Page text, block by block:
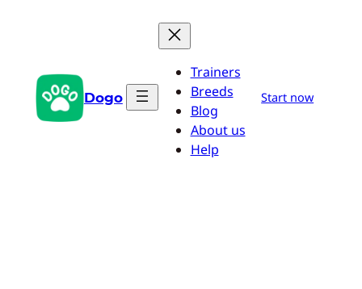
conteúdo Dogo
Trainers
Breeds
Blog
About us
Help
Start now